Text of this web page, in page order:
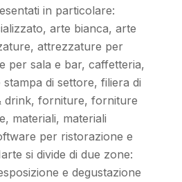
in particolare:
arte bianca, arte
attrezzature per
per sala e bar, caffetteria,
di settore, filiera di
drink, forniture, forniture
materiali, materiali
per ristorazione e
si divide di due zone:
e degustazione